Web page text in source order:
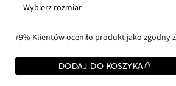
Wybierz rozmiar
79% Klientów oceniło produkt jako zgodny
DODAJ DO KOSZYKA